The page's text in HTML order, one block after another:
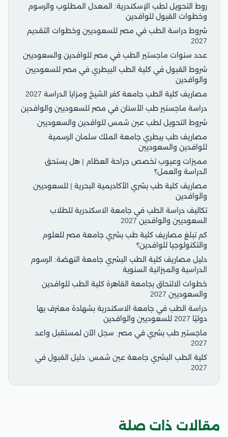
روط التحويل لطب الإسكندرية: المعدل المطلوب والرسوم
وخطوات القبول للوافدين
شروط دراسة الطب في مصر للسعوديين وخطوات التقديم
2027
عدد سنوات ماجستير الطب في مصر للوافدين والسعوديين
شروط القبول في كلية الطب البيطري في مصر للسعوديين
والوافدين
مصاريف كلية الطب جامعة كفر الشيخ ومزايا الدراسة 2027
دراسة ماجستير طب الأسنان في مصر للسعوديين والوافدين
شروط التحويل لطب عين شمس للوافدين والسعوديين
مصاريف طب بيطري جامعة الملك سلمان الرسمية
للوافدين والسعوديين
مميزات وعيوب تخصص جراحة العظام | هل يستحق
الدراسة والعمل؟
مصاريف كلية طب بشري الأكاديمية البحرية | للسعوديين
والوافدين
تكاليف دراسة الطب في جامعة الاسكندرية للطلاب
السعوديين والوافدين 2027
كم تبلغ مصاريف كلية طب بشري جامعة مصر للعلوم
والتكنولوجيا للوافدين؟
دليل مصاريف كلية الطب البشري جامعة النهضة: الرسوم
الدراسية والميزانية السنوية
خطوات الالتحاق بجامعة القاهرة كلية الطب للوافدين
والسعوديين 2027
دراسة الطب في جامعة الاسكندرية بشهادة معترف بها
دوليًا 2027 للسعوديين والوافدين
ماجستير طب بشري في مصر: سجل الآن لمستقبل واعد
2027
كلية الطب البشري جامعة عين شمس: دليل القبول في
2027
مقالات ذات صلة